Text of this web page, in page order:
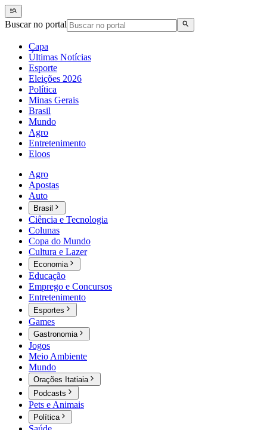
Buscar no portal
Capa
Últimas Notícias
Esporte
Eleições 2026
Política
Minas Gerais
Brasil
Mundo
Agro
Entretenimento
Eloos
Agro
Apostas
Auto
Brasil
Ciência e Tecnologia
Colunas
Copa do Mundo
Cultura e Lazer
Economia
Educação
Emprego e Concursos
Entretenimento
Esportes
Games
Gastronomia
Jogos
Meio Ambiente
Mundo
Orações Itatiaia
Podcasts
Pets e Animais
Política